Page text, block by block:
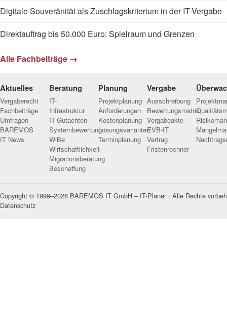
Digitale Souveränität als Zuschlagskriterium in der IT-Vergabe
Direktauftrag bis 50.000 Euro: Spielraum und Grenzen
Alle Fachbeiträge →
Aktuelles
Vergaberecht
Fachbeiträge
Umfragen
BAREMOS
IT News
Beratung
IT-
Infrastruktur
IT-Gutachten
Systembewertung
WiBe
Wirtschaftlichkeit
Migrationsberatung
Beschaffung
Planung
Projektplanung
Anforderungen
Kostenplanung
Lösungsvarianten
Terminplanung
Vergabe
Ausschreibung
Bewertungsmatrix
Vergabeakte
EVB-IT
Vertrag
Fristenrechner
Copyright © 1999–2026 BAREMOS IT GmbH – IT-Planer · Alle Rechte
Datenschutz